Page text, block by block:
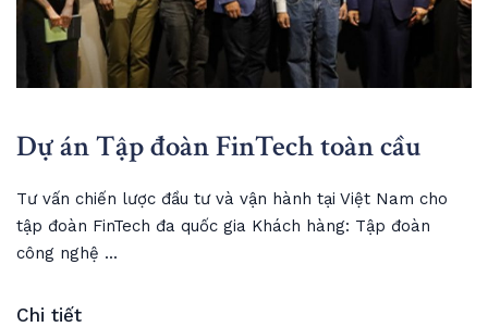
Dự án Tập đoàn FinTech toàn cầu
Tư vấn chiến lược đầu tư và vận hành tại Việt Nam cho
tập đoàn FinTech đa quốc gia Khách hàng: Tập đoàn
công nghệ ...
Chi tiết